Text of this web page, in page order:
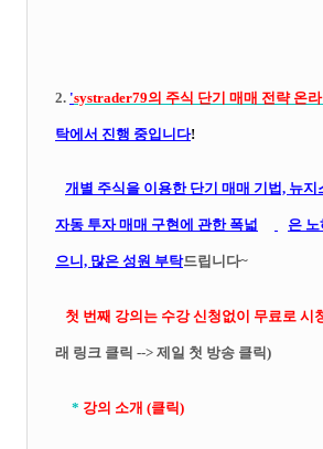
2. 'systrader79의 주식 단기 매매 전략 온
탁에서 진행 중입니다!
개별 주식을 이용한 단기 매매 기법, 뉴지
자동 투자 매매 구현에 관한 폭넓 은
으니, 많은 성원 부탁드립니다~
첫 번째 강의는 수강 신청없이 무료로 시
래 링크 클릭 --> 제일 첫 방송 클릭)
* 강의 소개 (클릭)